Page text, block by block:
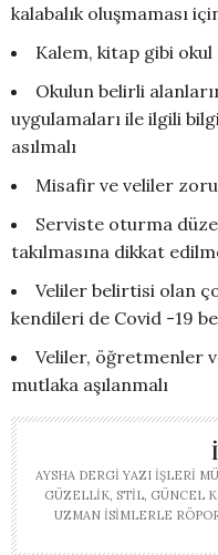
kalabalık oluşmaması
Kalem, kitap gibi
Okulun belirli
uygulamaları ile ilgili
asılmalı
Misafir ve veliler
Serviste oturma
takılmasına dikkat
Veliler belirtisi olan
kendileri de Covid -19
Veliler, öğretmenler
mutlaka aşılanmalı
AYSHA DERGI YAZI İŞLERI
GÜZELLIK, STIL, GÜNCEL
UZMAN ISIMLERLE